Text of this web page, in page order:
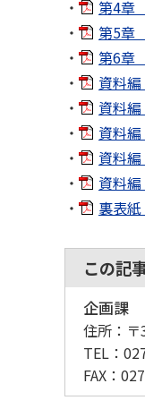
第4章
第5章
第6章
資料
資料
資料
資料
資料
裏表
この記
企画課
住所：
TEL：
FAX：